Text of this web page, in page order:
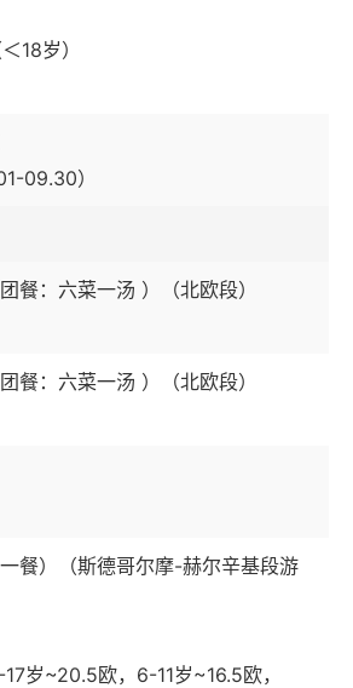
18岁）
09.30）
餐：六菜一汤 ）（北欧段）
餐：六菜一汤 ）（北欧段）
餐）（斯德哥尔摩-赫尔辛基段游
岁~20.5欧，6-11岁~16.5欧，